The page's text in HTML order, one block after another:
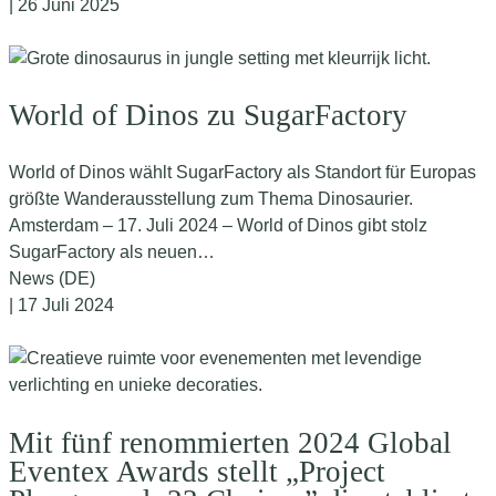
| 26 Juni 2025
World of Dinos zu SugarFactory
World of Dinos wählt SugarFactory als Standort für Europas
größte Wanderausstellung zum Thema Dinosaurier.
Amsterdam – 17. Juli 2024 – World of Dinos gibt stolz
SugarFactory als neuen…
News (DE)
| 17 Juli 2024
Mit fünf renommierten 2024 Global
Eventex Awards stellt „Project